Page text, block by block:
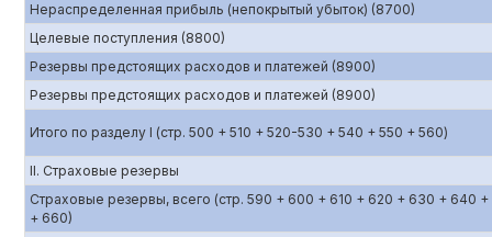
Нераспределенная прибыль (непокрытый убыток) (8700)
Целевые поступления (8800)
Резервы предстоящих расходов и платежей (8900)
Резервы предстоящих расходов и платежей (8900)
Итого по разделу I (стр. 500 + 510 + 520-530 + 540 + 550 + 560)
II. Страховые резервы
Страховые резервы, всего (стр. 590 + 600 + 610 + 620 + 630 + 640
+ 660)